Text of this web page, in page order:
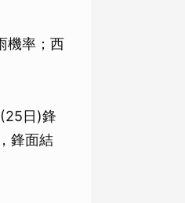
機率；西
日)鋒
鋒面結